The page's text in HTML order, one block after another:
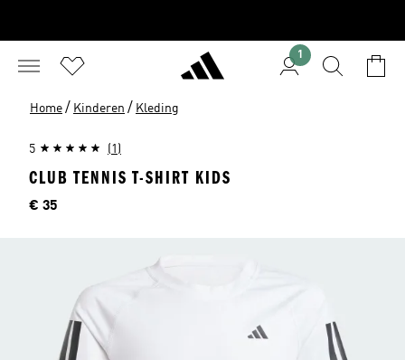
1
Home / Kinderen / Kleding
5 (1)
CLUB TENNIS T-SHIRT KIDS
Price
€ 35